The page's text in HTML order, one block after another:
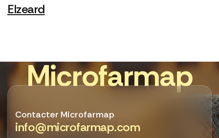
Elzeard
Microfarmap
Contacter Microfarmap
info@microfarmap.com